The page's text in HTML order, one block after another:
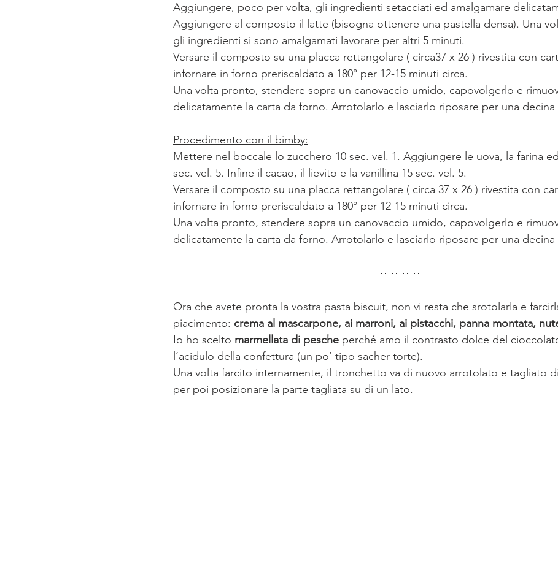
Aggiungere, poco per volta, gli ingredienti setacciati ed amalgamare
Aggiungere al composto il latte (bisogna ottenere una pastella densa). Una
gli ingredienti si sono amalgamati lavorare per altri 5 minuti.
Versare il composto su una placca rettangolare ( circa37 x 26 ) rivestita con
infornare in forno preriscaldato a 180° per 12-15 minuti circa.
Una volta pronto, stendere sopra un canovaccio umido, capovolgerlo e
delicatamente la carta da forno. Arrotolarlo e lasciarlo riposare per una
Procedimento con il bimby:
Mettere nel boccale lo zucchero 10 sec. vel. 1. Aggiungere le uova, la farina
sec. vel. 5. Infine il cacao, il lievito e la vanillina 15 sec. vel. 5.
Versare il composto su una placca rettangolare ( circa 37 x 26 ) rivestita con
infornare in forno preriscaldato a 180° per 12-15 minuti circa.
Una volta pronto, stendere sopra un canovaccio umido, capovolgerlo e
delicatamente la carta da forno. Arrotolarlo e lasciarlo riposare per una
Ora che avete pronta la vostra pasta biscuit, non vi resta che srotolarla e
piacimento: crema al mascarpone, ai marroni, ai pistacchi, panna montata,
Io ho scelto marmellata di pesche perché amo il contrasto dolce del
l’acidulo della confettura (un po’ tipo sacher torte).
Una volta farcito internamente, il tronchetto va di nuovo arrotolato e tagliato
per poi posizionare la parte tagliata su di un lato.